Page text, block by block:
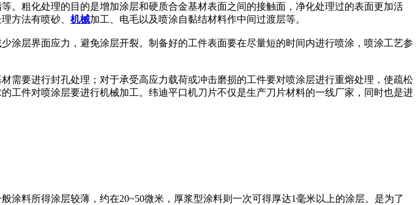
。粗化处理的目的是增加涂层和硬质合金基材表面之间的接触面，净化处理过的表面更加活
方法有喷砂、 机械加工、电毛以及喷涂自黏结材料作中间过渡层等。
层界面应力，避免涂层开裂。制备好的工件表面要在尽量短的时间内进行喷涂，喷涂工艺参
需要进行封孔处理；对于承受高应力载荷或冲击磨损的工件要对喷涂层进行重熔处理，使疏松
工件对喷涂层要进行机械加工。纬迪平口机刀片不仅是生产刀片材料的一线厂家，同时也是进
料所得涂层较薄，约在20~50微米，厚浆型涂料则一次可得厚达1毫米以上的涂层。是为了